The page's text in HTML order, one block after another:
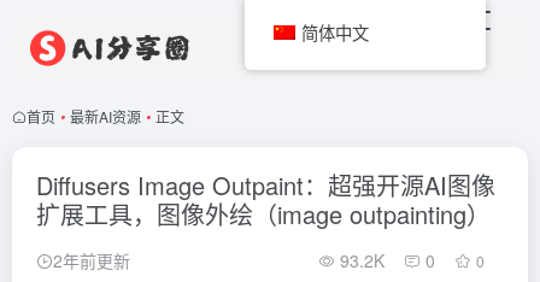
首页 • 最新AI资源 • 正文
Diffusers Image Outpaint：超强开源AI图像
扩展工具，图像外绘（image outpainting）
2年前更新 93.2K 0 0
简体中文